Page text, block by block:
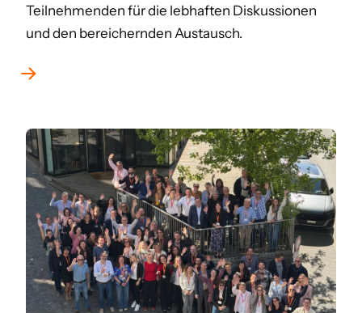
Teilnehmenden für die lebhaften Diskussionen
und den bereichernden Austausch.